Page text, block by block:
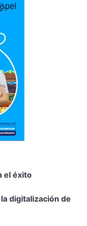
el éxito
digitalización de